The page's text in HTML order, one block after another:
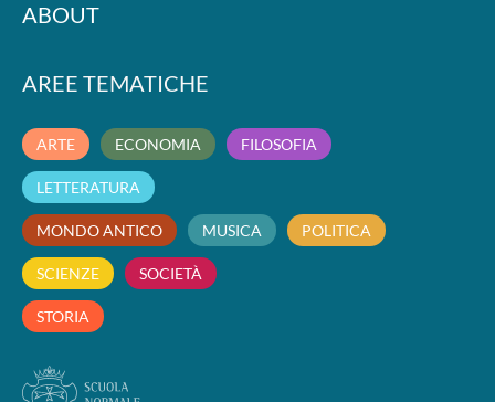
ABOUT
AREE TEMATICHE
ARTE ECONOMIA FILOSOFIA
LETTERATURA
MONDO ANTICO MUSICA POLITICA
SCIENZE SOCIETÀ
STORIA